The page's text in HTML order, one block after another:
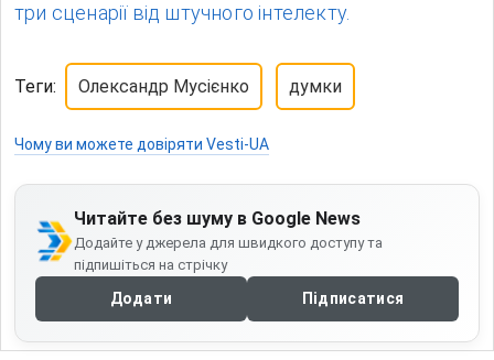
три сценарії від штучного інтелекту.
Теги: Олександр Мусієнко думки
Чому ви можете довіряти Vesti-UA
Читайте без шуму в Google News
Додайте у джерела для швидкого доступу та
підпишіться на стрічку
Додати Підписатися